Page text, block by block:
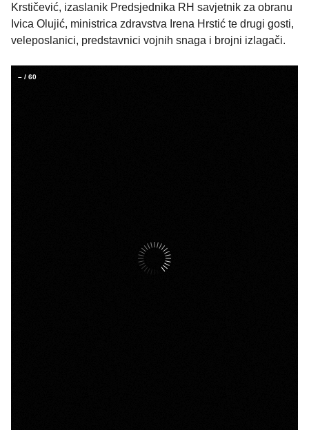
Krstičević, izaslanik Predsjednika RH savjetnik za obranu
Ivica Olujić, ministrica zdravstva Irena Hrstić te drugi gosti,
veleposlanici, predstavnici vojnih snaga i brojni izlagači.
– / 60